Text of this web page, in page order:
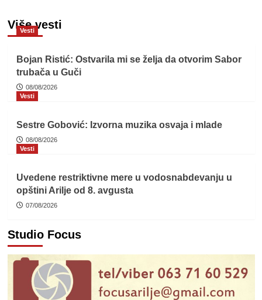
Više vesti
Vesti
Bojan Ristić: Ostvarila mi se želja da otvorim Sabor
trubača u Guči
08/08/2026
Vesti
Sestre Gobović: Izvorna muzika osvaja i mlade
08/08/2026
Vesti
Uvedene restriktivne mere u vodosnabdevanju u
opštini Arilje od 8. avgusta
07/08/2026
Studio Focus